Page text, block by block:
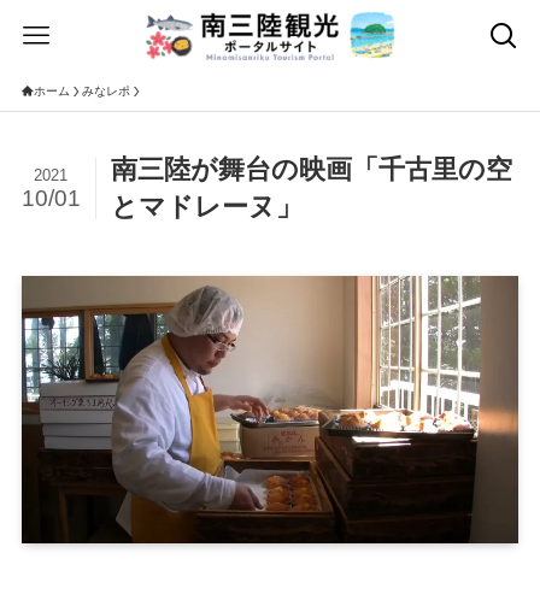
ホーム みなレポ
南三陸が舞台の映画「千古里の空
とマドレーヌ」
2021
10/01